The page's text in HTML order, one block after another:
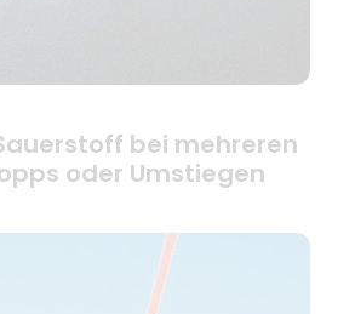
bei mehreren
oder Umstiegen